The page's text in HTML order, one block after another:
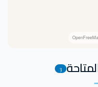
3